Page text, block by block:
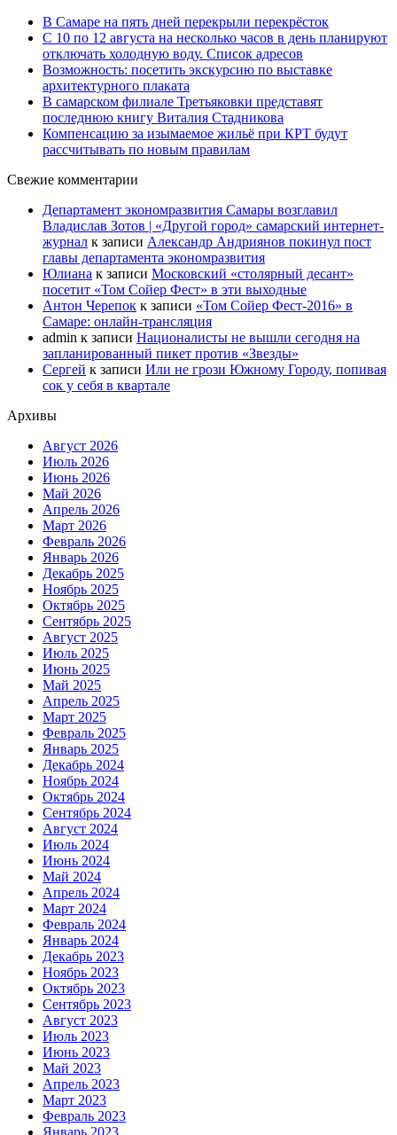
В Самаре на пять дней перекрыли перекрёсток
С 10 по 12 августа на несколько часов в день планируют
отключать холодную воду. Список адресов
Возможность: посетить экскурсию по выставке
архитектурного плаката
В самарском филиале Третьяковки представят
последнюю книгу Виталия Стадникова
Компенсацию за изымаемое жильё при КРТ будут
рассчитывать по новым правилам
Свежие комментарии
Департамент экономразвития Самары возглавил
Владислав Зотов | «Другой город» самарский интернет-
журнал к записи Александр Андриянов покинул пост
главы департамента экономразвития
Юлиана к записи Московский «столярный десант»
посетит «Том Сойер Фест» в эти выходные
Антон Черепок к записи «Том Сойер Фест-2016» в
Самаре: онлайн-трансляция
admin к записи Националисты не вышли сегодня на
запланированный пикет против «Звезды»
Сергей к записи Или не грози Южному Городу, попивая
сок у себя в квартале
Архивы
Август 2026
Июль 2026
Июнь 2026
Май 2026
Апрель 2026
Март 2026
Февраль 2026
Январь 2026
Декабрь 2025
Ноябрь 2025
Октябрь 2025
Сентябрь 2025
Август 2025
Июль 2025
Июнь 2025
Май 2025
Апрель 2025
Март 2025
Февраль 2025
Январь 2025
Декабрь 2024
Ноябрь 2024
Октябрь 2024
Сентябрь 2024
Август 2024
Июль 2024
Июнь 2024
Май 2024
Апрель 2024
Март 2024
Февраль 2024
Январь 2024
Декабрь 2023
Ноябрь 2023
Октябрь 2023
Сентябрь 2023
Август 2023
Июль 2023
Июнь 2023
Май 2023
Апрель 2023
Март 2023
Февраль 2023
Январь 2023